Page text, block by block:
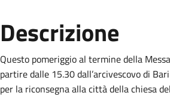
Descrizione
Questo pomeriggio al termine della
partire dalle 15.30 dall’arcivescovo di
per la riconsegna alla città della chiesa